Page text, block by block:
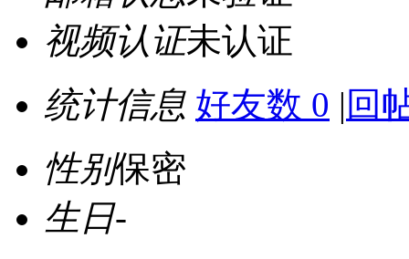
视频认证未认证
统计信息 好友数 0 | 回
性别保密
生日-